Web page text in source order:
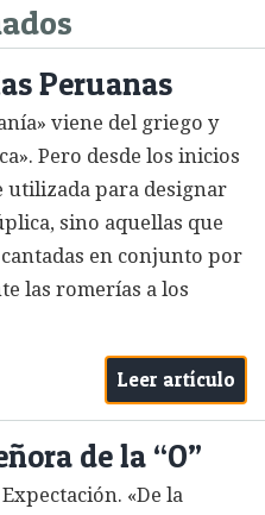
Peruanas
viene del griego y
Pero desde los inicios
utilizada para designar
sino aquellas que
en conjunto por
las romerías a los
Leer artículo
de la “O”
«De la